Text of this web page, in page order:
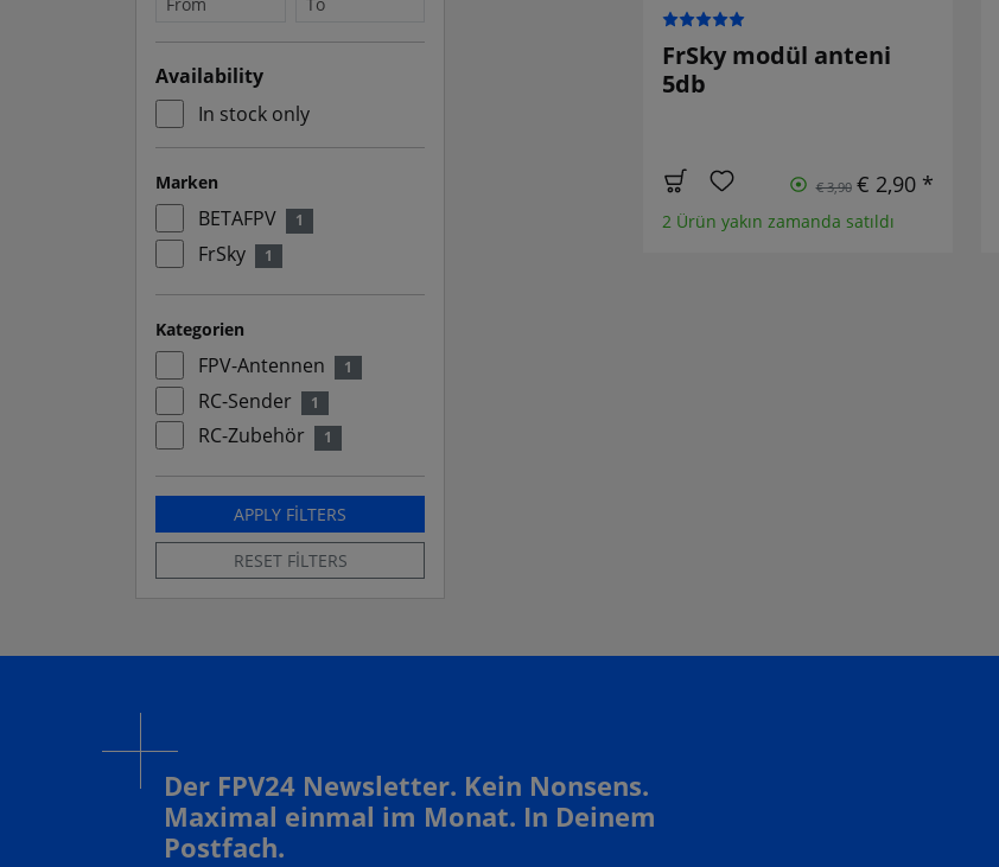
Availability
In stock only
Marken
BETAFPV 1
FrSky 1
Kategorien
FPV-Antennen 1
RC-Sender 1
RC-Zubehör 1
APPLY FILTERS
RESET FILTERS
FrSky modül anteni
5db
€ 3,90 € 2,90 *
2 Ürün yakın zamanda satıldı
Der FPV24 Newsletter. Kein Nonsens.
Maximal einmal im Monat. In Deinem
Postfach.